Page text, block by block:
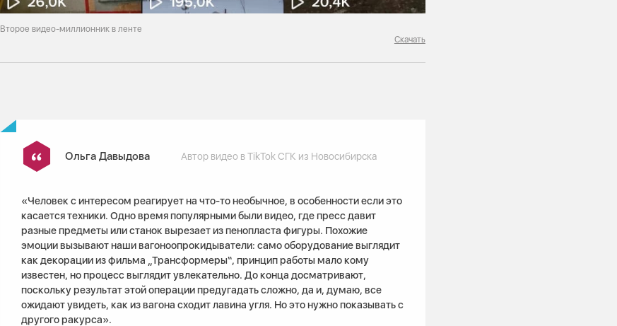
Второе видео-миллионник в ленте
Скачать
Ольга Давыдова Автор видео в TikTok СГК из Новосибирска
«Человек с интересом реагирует на что-то необычное, в особенности если это
касается техники. Одно время популярными были видео, где пресс давит
разные предметы или станок вырезает из пенопласта фигуры. Похожие
эмоции вызывают наши вагоноопрокидыватели: само оборудование выглядит
как декорации из фильма „Трансформеры“, принцип работы мало кому
известен, но процесс выглядит увлекательно. До конца досматривают,
поскольку результат этой операции предугадать сложно, да и, думаю, все
ожидают увидеть, как из вагона сходит лавина угля. Но это нужно показывать с
другого ракурса».